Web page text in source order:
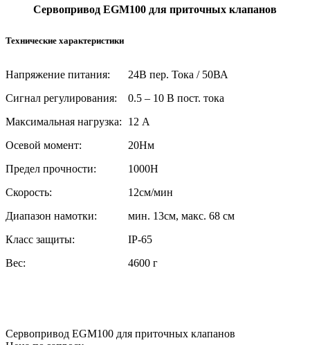
Сервопривод EGM100 для приточных клапанов
Технические характеристики
Напряжение питания:
Сигнал регулирования:
Максимальная нагрузка:
Осевой момент:
Предел прочности:
Скорость:
Диапазон намотки:
Класс защиты:
Вес:
24В пер. Тока / 50ВА
0.5 – 10 В пост. тока
12 А
20Нм
1000Н
12см/мин
мин. 13см, макс. 68 см
IP-65
4600 г
Сервопривод EGM100 для приточных клапанов